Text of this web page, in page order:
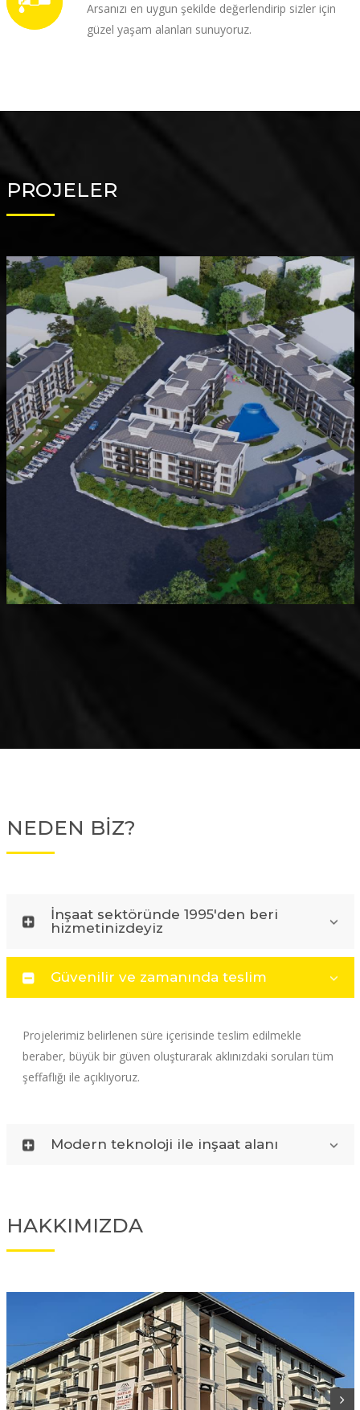
Arsanızı en uygun şekilde değerlendirip sizler için
güzel yaşam alanları sunuyoruz.
PROJELER
NEDEN BİZ?
İnşaat sektöründe 1995'den beri
hizmetinizdeyiz
Güvenilir ve zamanında teslim
Projelerimiz belirlenen süre içerisinde teslim edilmekle
beraber, büyük bir güven oluşturarak aklınızdaki soruları tüm
şeffaflığı ile açıklıyoruz.
Modern teknoloji ile inşaat alanı
HAKKIMIZDA